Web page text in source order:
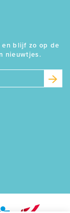
blijf zo op de
nieuwtjes.